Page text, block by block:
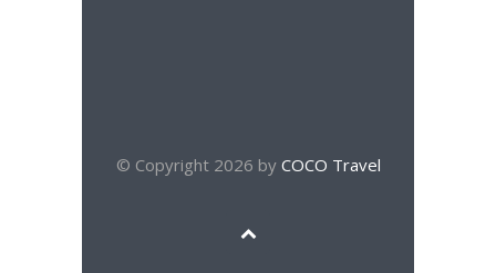
© Copyright 2026 by COCO Travel